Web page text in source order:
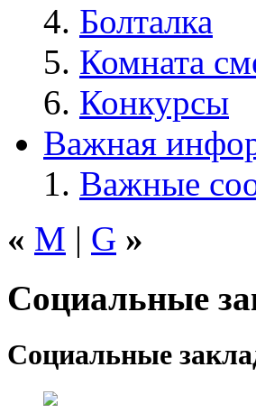
Болталка
Комната
Конкурсы
Важная
Важные
« M | G »
Социальные
Социальные